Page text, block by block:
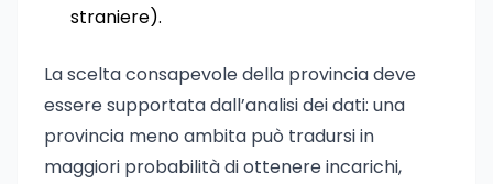
straniere).
La scelta consapevole della provincia deve
essere supportata dall’analisi dei dati: una
provincia meno ambita può tradursi in
maggiori probabilità di ottenere incarichi,